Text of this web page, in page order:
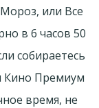
или Все
в 6 часов 50
собираетесь
Кино Премиум
время, не